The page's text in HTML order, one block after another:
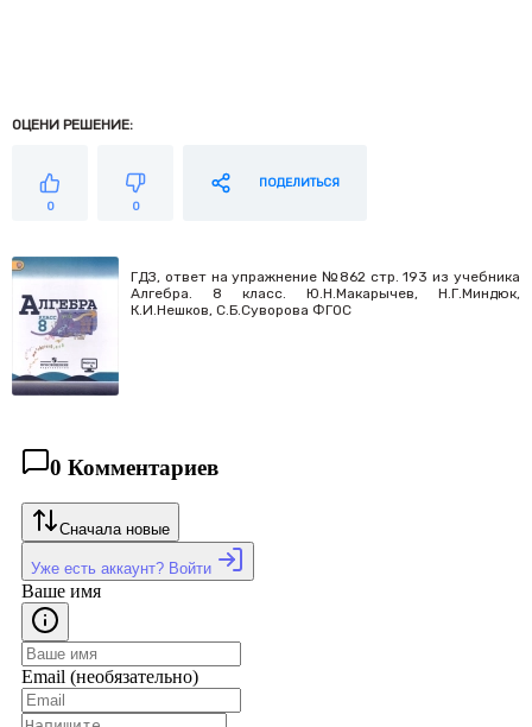
ОЦЕНИ РЕШЕНИЕ:
0 0
ПОДЕЛИТЬСЯ
ГДЗ, ответ на упражнение №862 стр. 193 из учебника
Алгебра. 8 класс. Ю.Н.Макарычев, Н.Г.Миндюк,
К.И.Нешков, С.Б.Суворова ФГОС